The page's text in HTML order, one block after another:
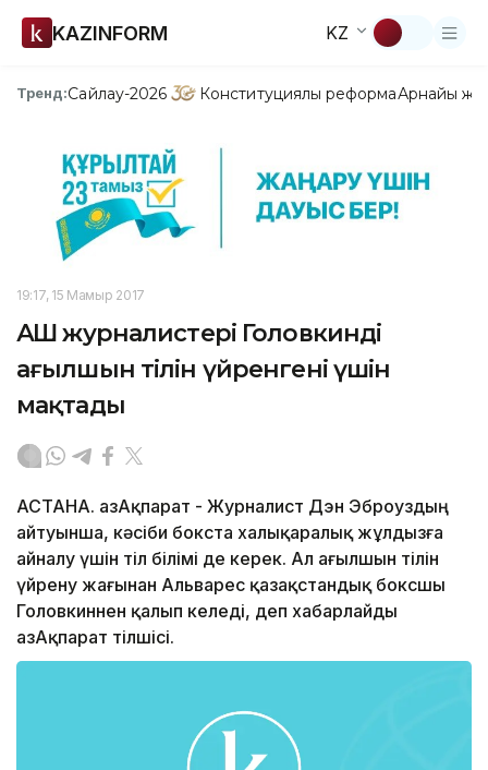
KAZINFORM KZ
Тренд:Сайлау-2026 Конституциялық реформаАрнайы
19:17, 15 Мамыр 2017
АҚШ журналистері Головкинді
ағылшын тілін үйренгені үшін
мақтады
АСТАНА. ҚазАқпарат - Журналист Дэн Эброуздың
айтуынша, кәсіби бокста xалықаралық жұлдызға
айналу үшін тіл білімі де керек. Ал ағылшын тілін
үйрену жағынан Альварес қазақстандық боксшы
Головкиннен қалып келеді, деп xабарлайды
ҚазАқпарат тілшісі.